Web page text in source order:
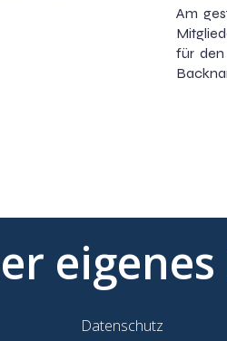
Am
für den
eigenes
Datenschutz